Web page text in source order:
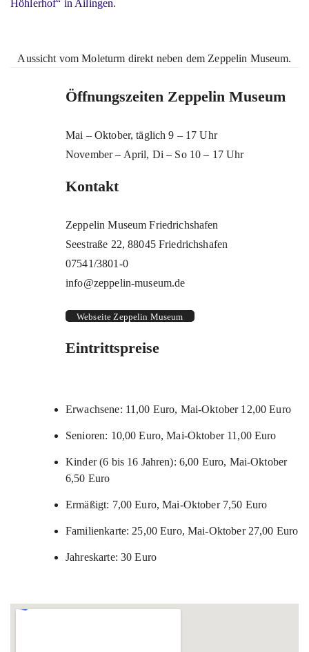
Höhlerhof“ in Ailingen.
Aussicht vom Moleturm direkt neben dem Zeppelin Museum.
Öffnungszeiten Zeppelin Museum
Mai – Oktober, täglich 9 – 17 Uhr
November – April, Di – So 10 – 17 Uhr
Kontakt
Zeppelin Museum Friedrichshafen
Seestraße 22, 88045 Friedrichshafen
07541/3801-0
info@zeppelin-museum.de
Webseite Zeppelin Museum
Eintrittspreise
Erwachsene: 11,00 Euro, Mai-Oktober 12,00 Euro
Senioren: 10,00 Euro, Mai-Oktober 11,00 Euro
Kinder (6 bis 16 Jahren): 6,00 Euro, Mai-Oktober
6,50 Euro
Ermäßigt: 7,00 Euro, Mai-Oktober 7,50 Euro
Familienkarte: 25,00 Euro, Mai-Oktober 27,00 Euro
Jahreskarte: 30 Euro